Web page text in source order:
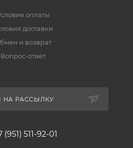
оплаты
доставки
и возврат
Вопрос-ответ
НА РАССЫЛКУ
(951) 511-92-01